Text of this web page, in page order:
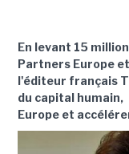
En levant 15
Partners Europe
l'éditeur français
du capital
Europe et